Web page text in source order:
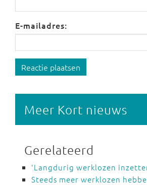
E-mailadres:
Reactie plaatsen
Meer Kort nieuws
Gerelateerd
'Langdurig werklozen
Steeds meer werklozen